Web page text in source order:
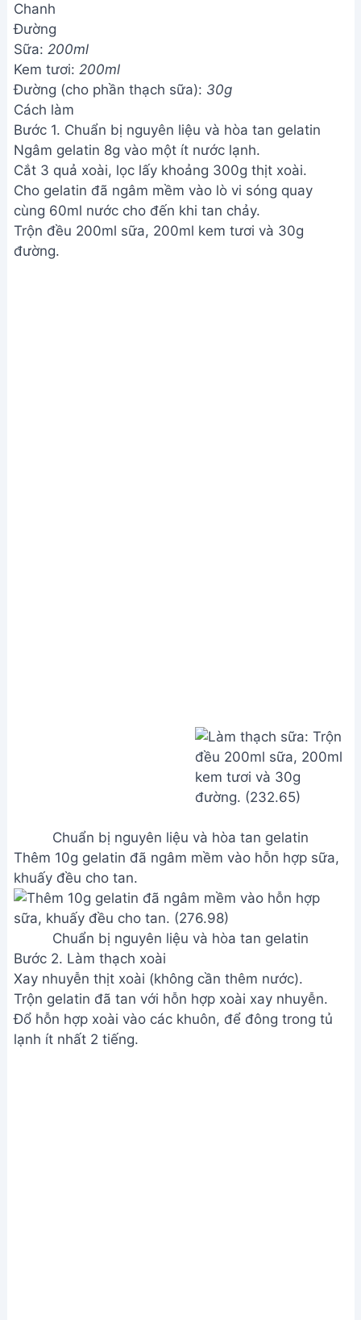
Chanh
Đường
Sữa: 200ml
Kem tươi: 200ml
Đường (cho phần thạch sữa): 30g
Cách làm
Bước 1. Chuẩn bị nguyên liệu và hòa tan gelatin
Ngâm gelatin 8g vào một ít nước lạnh.
Cắt 3 quả xoài, lọc lấy khoảng 300g thịt xoài.
Cho gelatin đã ngâm mềm vào lò vi sóng quay
cùng 60ml nước cho đến khi tan chảy.
Trộn đều 200ml sữa, 200ml kem tươi và 30g
đường.
Bước 3. Làm thạch sữa
Làm ấm hỗn hợp sữa, kem tươi và đường (không
cần đun sôi).
Để nguội hoàn toàn hỗn hợp thạch sữa trước khi đổ
lên lớp thạch xoài đã đông.